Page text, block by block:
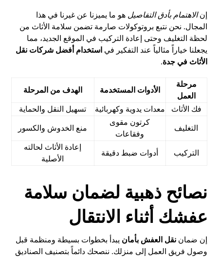
إنالاهتمام بأدق التفاصيل هو ما يميزنا عن غيرنا في هذا
المجال. نحن نتبع بروتوكولات صارمة تضمن سلامة الأثاث من
لحظة التغليف وحتى إعادة التركيب في الموقع الجديد، مما
يجعلنا خياراً مثالياً عند التفكير في استخدام أفضل شركات نقل
الأثاث في جدة.
مرحلة
العمل
الأدوات المستخدمة الهدف من المرحلة
فك الأثاث معدات يدوية وكهربائية تسهيل النقل والحماية
التغليف
كرتون مقوى
وفقاعات
منع الخدوش والكسور
التركيب أدوات ضبط دقيقة
إعادة الأثاث لحالته
الأصلية
نصائح ذهبية لضمان سلامة
عفشك أثناء الانتقال
إن ضماننقل العفش بأمان يبدأ بخطوات بسيطة ومنظمة قبل
وصول فريق العمل إلى منزلك. ننصحك دائماً بتصنيف الصناديق